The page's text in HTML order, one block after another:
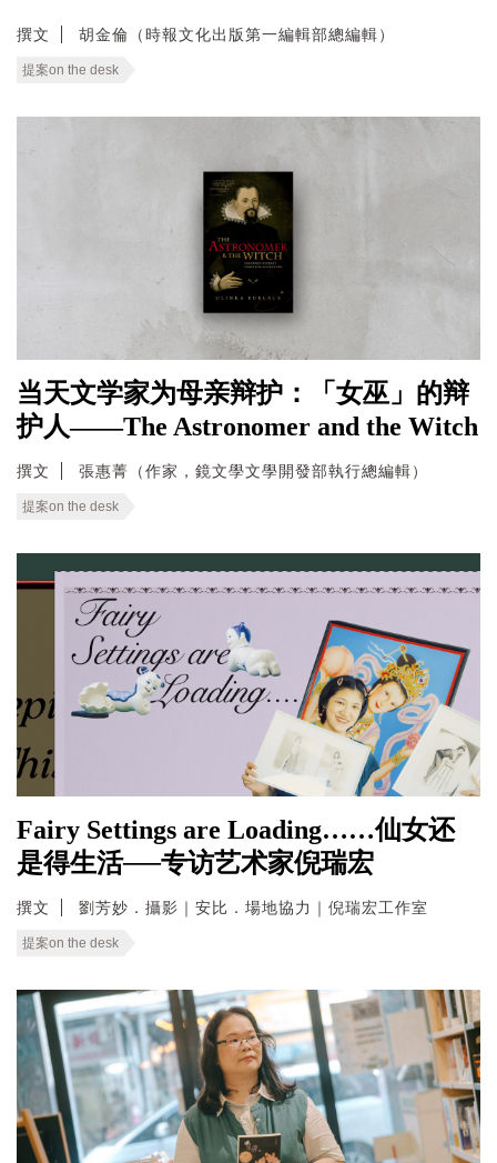
撰文 胡金倫（時報文化出版第一編輯部總編輯）
提案on the desk
当天文学家为母亲辩护：「女巫」的辩
护人——The Astronomer and the Witch
撰文 張惠菁（作家，鏡文學文學開發部執行總編輯）
提案on the desk
Fairy Settings are Loading……仙女还
是得生活──专访艺术家倪瑞宏
撰文 劉芳妙．攝影｜安比．場地協力｜倪瑞宏工作室
提案on the desk